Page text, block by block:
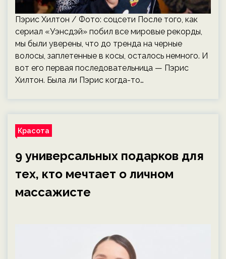
Пэрис Хилтон / Фото: соцсети После того, как
сериал «Уэнсдэй» побил все мировые рекорды,
мы были уверены, что до тренда на черные
волосы, заплетенные в косы, осталось немного. И
вот его первая последовательница — Пэрис
Хилтон. Была ли Пэрис когда-то…
Красота
9 универсальных подарков для
тех, кто мечтает о личном
массажисте